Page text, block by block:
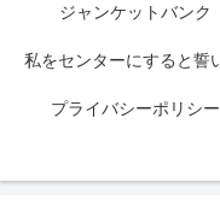
ジャンケットバンク
プライバシーポリシー